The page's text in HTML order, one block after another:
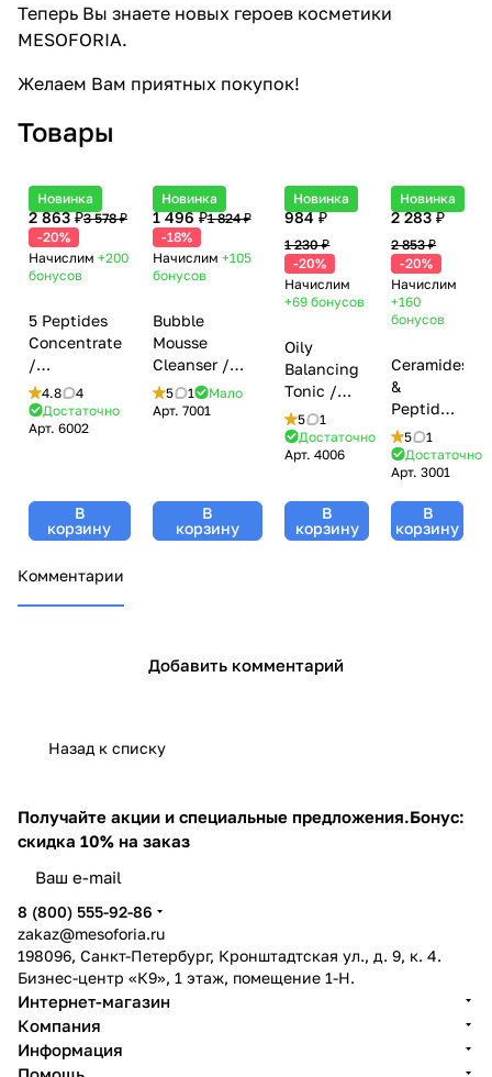
Теперь Вы знаете новых героев косметики
MESOFORIA.
Желаем Вам приятных покупок!
Товары
Новинка
2 863 ₽3 578 ₽
-20%
Начислим +200
бонусов
5 Peptides
Concentrate
/
Омолаживающий
концентрат
с 5 видами
- 30 мл
4.8
4
Достаточно
Арт. 6002
В
корзину
Новинка
1 496 ₽1 824 ₽
-18%
Начислим +105
бонусов
Bubble
Mousse
Cleanser /
Воздушный
мусс для
(Мезофория) -
150 мл
5 1
Мало
Арт. 7001
В
корзину
Новинка
984 ₽
1 230 ₽
-20%
Начислим
+69 бонусов
Oily
Balancing
Tonic /
Тоник для
жирной и
проблемной
Mesoforia
(Мезофория)
- 200 мл
5
1
Достаточно
Арт.4006
В
корзину
Новинка
2 283 ₽
2 853 ₽
-20%
Начислим
+160
бонусов
Ceramides
&
Peptides
/
крем для
Mesoforia
(Мезофория)
5
1
Достаточно
Арт.3001
В
корзину
Комментарии
Добавить комментарий
Назад к списку
Получайте акции и специальные предложения.Бонус:
скидка 10% на заказ
8 (800) 555-92-86
zakaz@mesoforia.ru
198096, Санкт-Петербург, Кронштадтская ул., д. 9, к. 4.
Бизнес-центр «К9», 1 этаж, помещение 1-Н.
Интернет-магазин
Компания
Информация